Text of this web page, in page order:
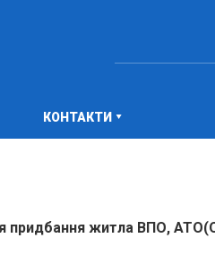
КОНТАКТИ
придбання житла ВПО,